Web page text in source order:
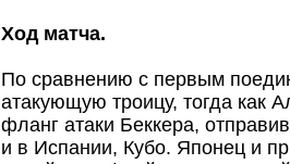
Ход матча.
По сравнению с первым
атакующую троицу, тогда как
фланг атаки Беккера,
и в Испании, Кубо. Японец и